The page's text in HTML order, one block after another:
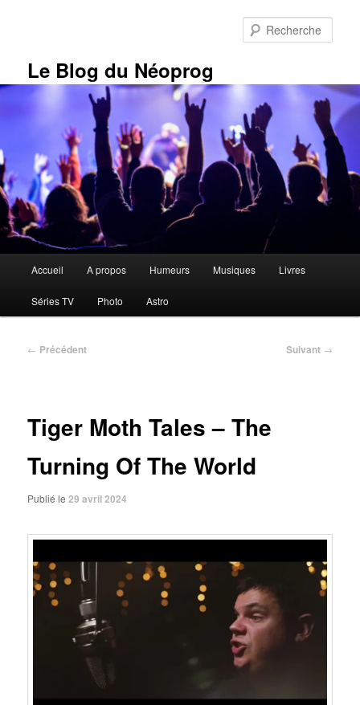
Le Blog du Néoprog
Accueil A propos Humeurs Musiques Livres
Séries TV Photo Astro
Navigation
← Précédent Suivant →
Tiger Moth Tales – The
Turning Of The World
Publié le29 avril 2024